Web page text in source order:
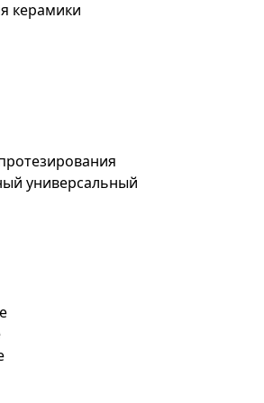
керамики
универсальный